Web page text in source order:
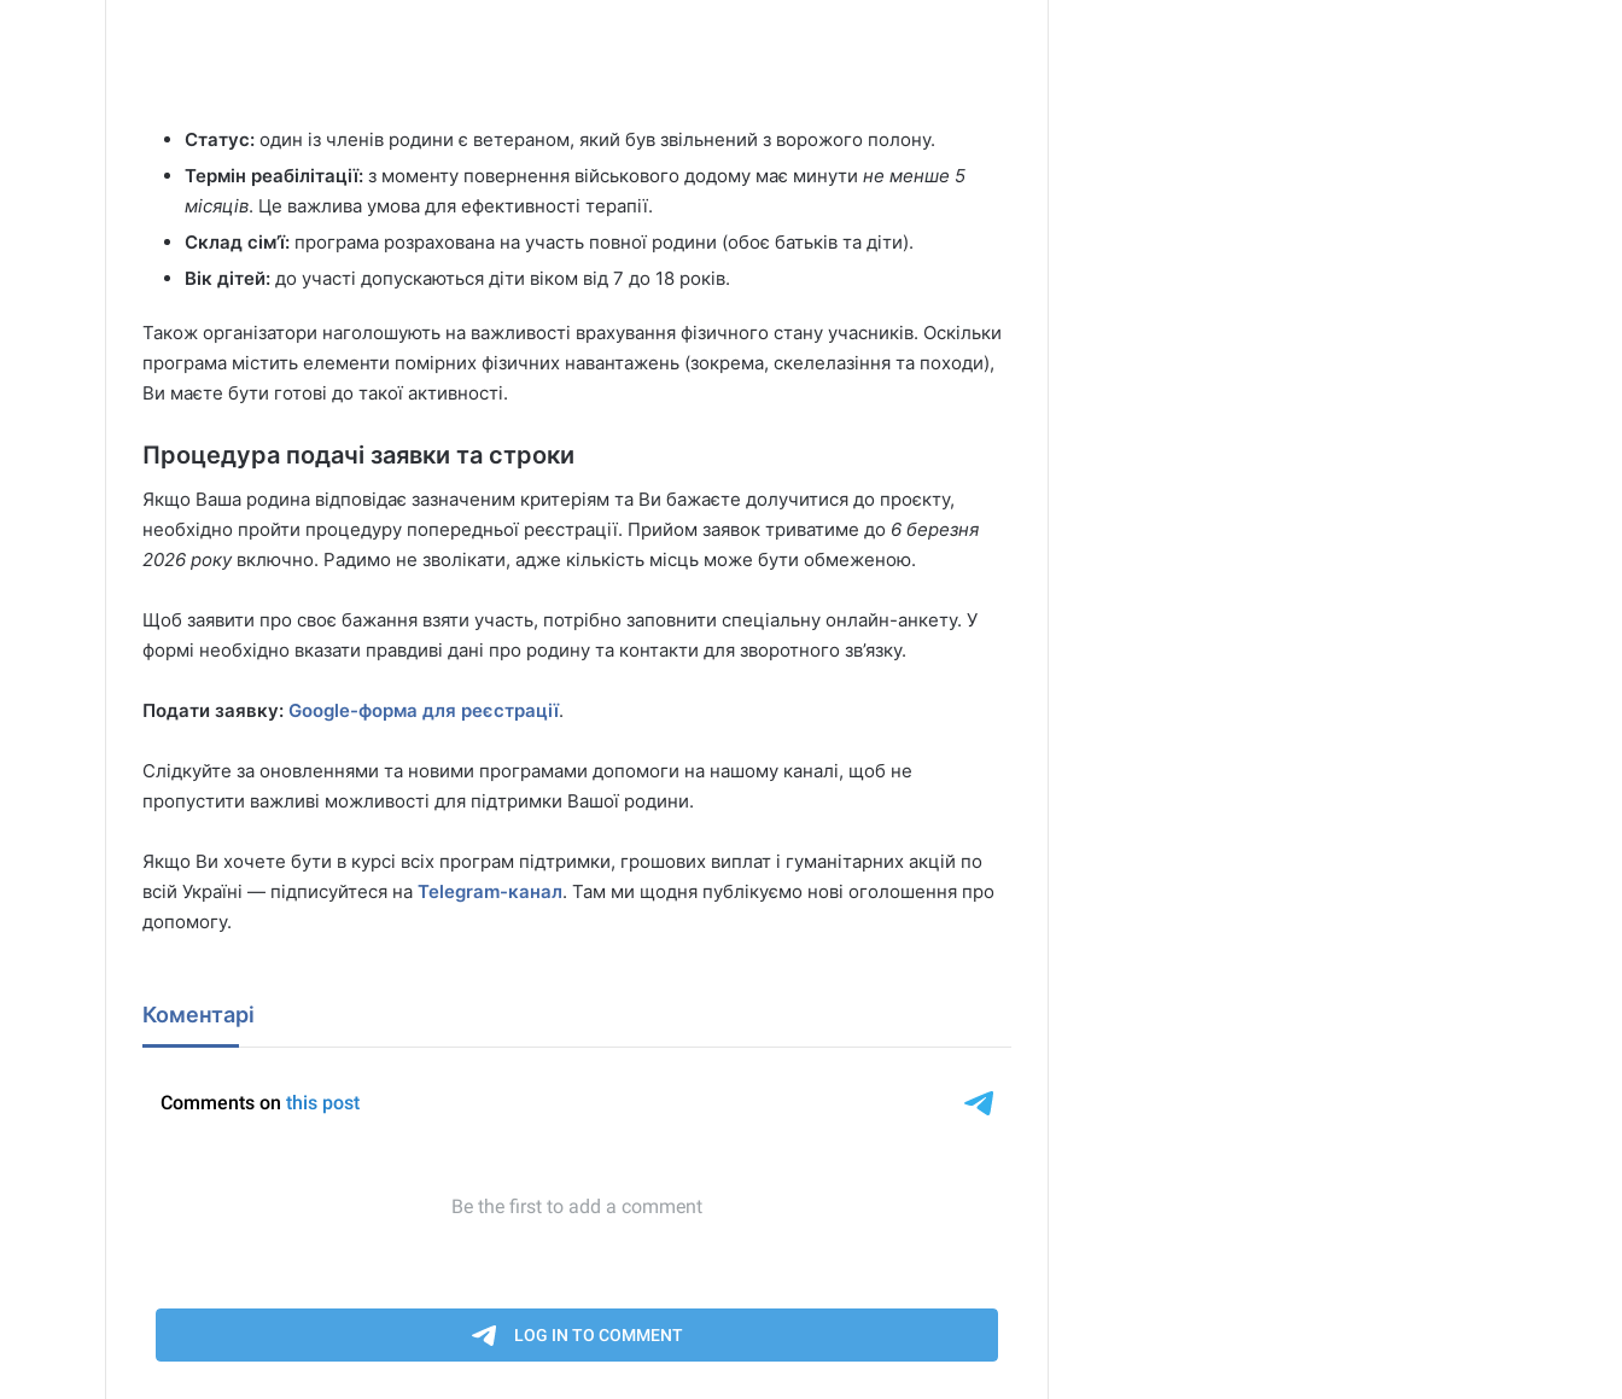
Статус: один із членів родини є ветераном, який був звільнений з ворожого полону.
Термін реабілітації: з моменту повернення військового додому має минути не менше 5
місяців. Це важлива умова для ефективності терапії.
Склад сім’ї: програма розрахована на участь повної родини (обоє батьків та діти).
Вік дітей: до участі допускаються діти віком від 7 до 18 років.
Також організатори наголошують на важливості врахування фізичного стану учасників. Оскільки
програма містить елементи помірних фізичних навантажень (зокрема, скелелазіння та походи),
Ви маєте бути готові до такої активності.
Процедура подачі заявки та строки
Якщо Ваша родина відповідає зазначеним критеріям та Ви бажаєте долучитися до проєкту,
необхідно пройти процедуру попередньої реєстрації. Прийом заявок триватиме до 6 березня
2026 рокувключно. Радимо не зволікати, адже кількість місць може бути обмеженою.
Щоб заявити про своє бажання взяти участь, потрібно заповнити спеціальну онлайн-анкету. У
формі необхідно вказати правдиві дані про родину та контакти для зворотного зв’язку.
Подати заявку: Google-форма для реєстрації.
Слідкуйте за оновленнями та новими програмами допомоги на нашому каналі, щоб не
пропустити важливі можливості для підтримки Вашої родини.
Якщо Ви хочете бути в курсі всіх програм підтримки, грошових виплат і гуманітарних акцій по
всій Україні — підписуйтеся на Telegram-канал. Там ми щодня публікуємо нові оголошення про
допомогу.
Коментарі